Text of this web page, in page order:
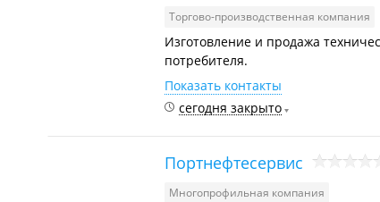
Торгово-производственная компания
Изготовление и продажа
потребителя.
Показать контакты
сегодня закрыто
Портнефтесервис
Многопрофильная компания